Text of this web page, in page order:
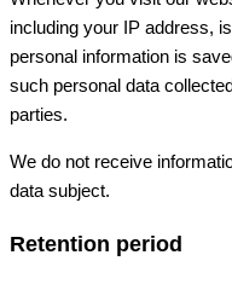
including your IP address,
personal information is
such personal data
parties.
We do not receive
data subject.
Retention period